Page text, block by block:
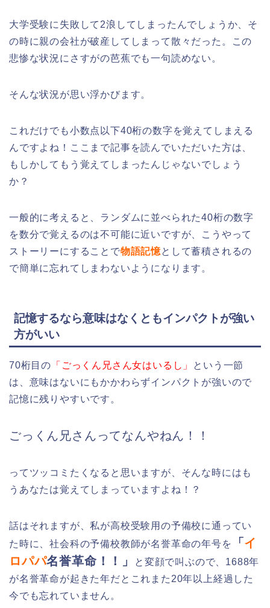
大学受験に失敗して2浪してしまったんでしょうか、そ
の時に親の会社が破産してしまって散々だった。この
悲惨な状況にさすがの芭蕉でも一句読めない。
そんな状況が思い浮かびます。
これだけでも小数点以下40桁の数字を覚えてしまえる
んですよね！ここまで記事を読んでいただいた方は、
もしかしてもう覚えてしまったんじゃないでしょう
か？
一般的に考えると、ランダムに並べられた40桁の数字
を数分で覚えるのは不可能に近いですが、こうやって
ストーリーにすることで物語記憶として蓄積されるの
で簡単に忘れてしまわないようになります。
記憶するなら意味はなくともインパクトが強い
方がいい
70桁目の 「ごっくん兄さん女はいるし」
という一節
は、意味はないにもかかわらずインパクトが強いので
記憶に残りやすいです。
ごっくん兄さんってなんやねん！！
ってツッコミたくなると思いますが、そんな時にはも
うあなたは覚えてしまっていますよね！？
話はそれますが、私が高校受験用の予備校に通ってい
た時に、社会科の予備校教師が名誉革命の年号を
「 イ
ロパパ名誉革命！！」
と変顔で叫ぶので、1688年
が名誉革命が起きた年だとこれまた20年以上経過した
今でも忘れていません。